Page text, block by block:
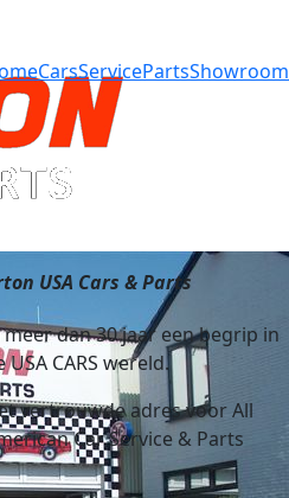
CarsServicePartsShowroom
USA Cars & Parts
meer dan 30 jaar een begrip in
USA CARS wereld.
vertrouwde adres voor All
Car Service & Parts